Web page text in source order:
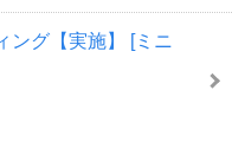
ング【実施】 [ミニ